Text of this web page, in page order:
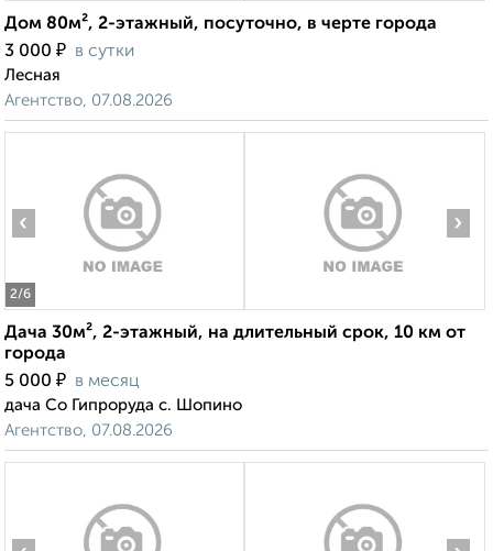
Дом 80м², 2-этажный, посуточно, в черте города
3 000 ₽ в сутки
Лесная
Агентство, 07.08.2026
2/6
‹ ›
Дача 30м², 2-этажный, на длительный срок, 10 км от
города
5 000 ₽ в месяц
дача Со Гипроруда с. Шопино
Агентство, 07.08.2026